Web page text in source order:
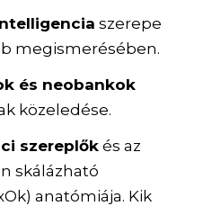
szerepe
megismerésében.
és neobankok
közeledése.
szereplők és az
skálázható
anatómiája. Kik